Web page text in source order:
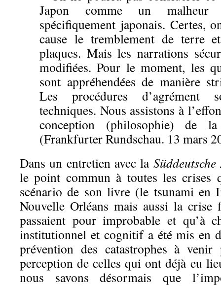
Japon comme un malheur
spécifiquement japonais. Certes,
cause le tremblement de terre
plaques. Mais les narrations
modifiées. Pour le moment, les
sont appréhendées de manière
Les procédures d’agrément
techniques. Nous assistons à
conception (philosophie) de
(Frankfurter Rundschau. 13 mars
Dans un entretien avec la
le point commun à toutes les crises
scénario de son livre (le tsunami en
Nouvelle Orléans mais aussi la crise
passaient pour improbable et qu’à
institutionnel et cognitif a été mis en
prévention des catastrophes à
perception de celles qui ont déjà eu
nous savons désormais que